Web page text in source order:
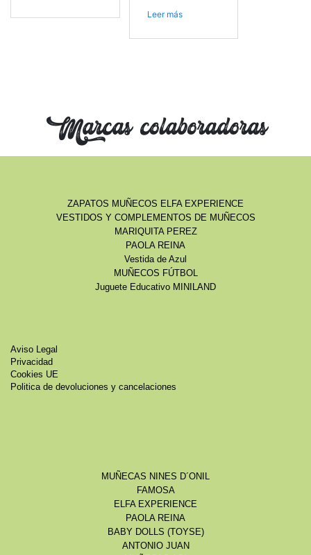
Leer más
Marcas colaboradoras
ZAPATOS MUÑECOS ELFA EXPERIENCE
VESTIDOS Y COMPLEMENTOS DE MUÑECOS
MARIQUITA PEREZ
PAOLA REINA
Vestida de Azul
MUÑECOS FÚTBOL
Juguete Educativo MINILAND
Aviso Legal
Privacidad
Cookies UE
Politica de devoluciones y cancelaciones
MUÑECAS NINES D´ONIL
FAMOSA
ELFA EXPERIENCE
PAOLA REINA
BABY DOLLS (TOYSE)
ANTONIO JUAN